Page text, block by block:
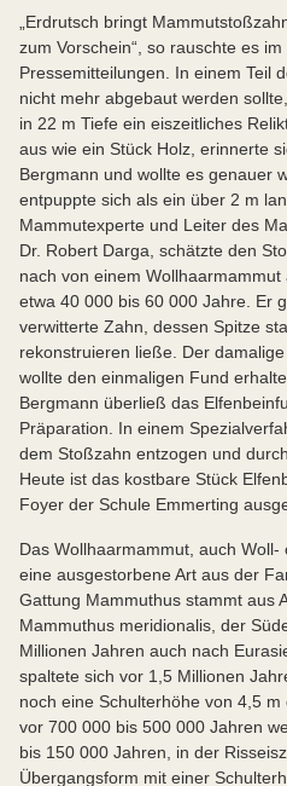
„Erdrutsch bringt
zum Vorschein“, so rauschte es
Pressemitteilungen. In einem Teil
nicht mehr abgebaut werden
in 22 m Tiefe ein eiszeitliches
aus wie ein Stück Holz, erinnerte
Bergmann und wollte es genauer
entpuppte sich als ein über 2 m
Mammutexperte und Leiter des
Dr. Robert Darga, schätzte den
nach von einem
etwa 40 000 bis 60 000 Jahre. Er
verwitterte Zahn, dessen Spitze
rekonstruieren ließe. Der
wollte den einmaligen Fund
Bergmann überließ das
Präparation. In einem
dem Stoßzahn entzogen und
Heute ist das kostbare Stück
Foyer der Schule Emmerting
Das Wollhaarmammut, auch
eine ausgestorbene Art aus der
Gattung Mammuthus stammt aus
Mammuthus meridionalis, der
Millionen Jahren auch nach
spaltete sich vor 1,5 Millionen
noch eine Schulterhöhe von 4,5
vor 700 000 bis 500 000 Jahren
bis 150 000 Jahren, in der
Übergangsform mit einer